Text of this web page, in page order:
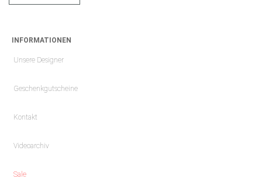
INFORMATIONEN
Unsere Designer
Geschenkgutscheine
Kontakt
Videoarchiv
Sale